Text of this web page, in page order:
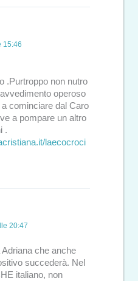
15:46
.Purtroppo non nutro
operoso
cominciare dal Caro
a pompare un altro
.
laecocroci
20:47
che anche
succederà. Nel
italiano, non